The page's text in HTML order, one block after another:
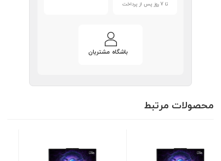
تا 7 روز پس از پرداخت
باشگاه مشتریان
محصولات مرتبط